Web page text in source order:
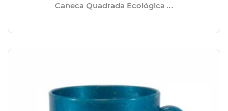
Caneca Quadrada Ecológica ...